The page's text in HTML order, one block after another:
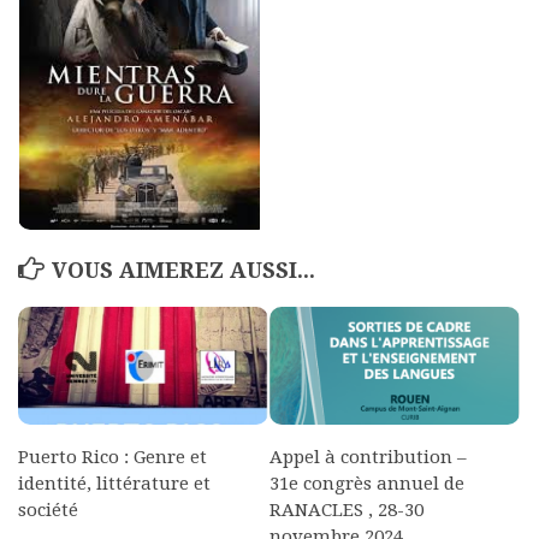
Polifonia
Concours
Programmes
Rapports
Agrégation et Capes
CPGE
« Au menu »
Actualités
Annonces
Minutes de Fred
Vous abonner
VOUS AIMEREZ AUSSI...
Puerto Rico : Genre et
identité, littérature et
société
Appel à contribution –
31e congrès annuel de
RANACLES , 28-30